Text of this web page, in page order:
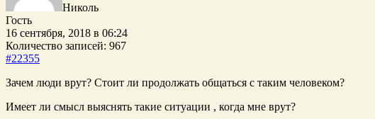
Николь
Гость
16 сентября, 2018 в 06:24
Количество записей: 967
#22355
Зачем люди врут? Стоит ли продолжать общаться с таким человеком?
Имеет ли смысл выяснять такие ситуации , когда мне врут?